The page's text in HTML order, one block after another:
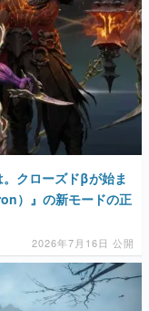
クローズドβが始ま
）』の新モードの正
2026年7月16日 公開